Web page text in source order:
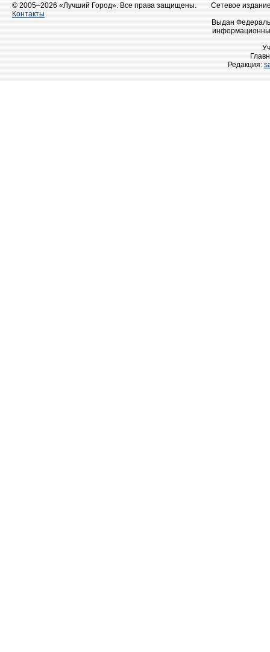
© 2005–2026 «Лучший Город». Все права защищены.
Контакты
Сетевое
Выдан
Редакция: